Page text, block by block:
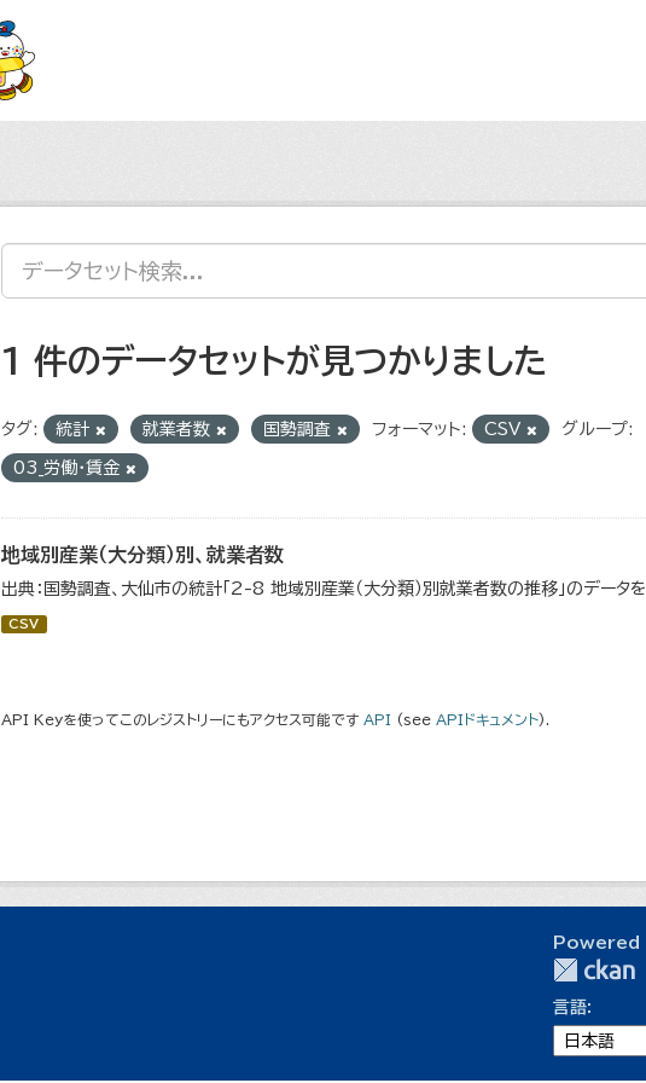
1 件のデータセットが見つかりました
タグ: 統計 就業者数 国勢調査 フォーマット: CSV グループ:
03_労働・賃金
地域別産業（大分類）別、就業者数
出典：国勢調査、大仙市の統計「2-8 地域別産業（大分類）別就業者数の推移」のデータ
CSV
API Keyを使ってこのレジストリーにもアクセス可能です API (see APIドキュメント).
Powered
言語